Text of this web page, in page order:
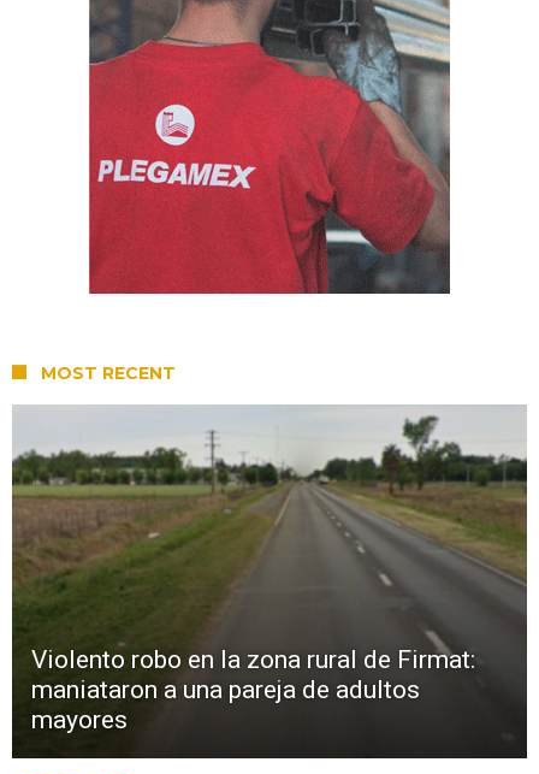
MOST RECENT
Violento robo en la zona rural de Firmat:
maniataron a una pareja de adultos
mayores